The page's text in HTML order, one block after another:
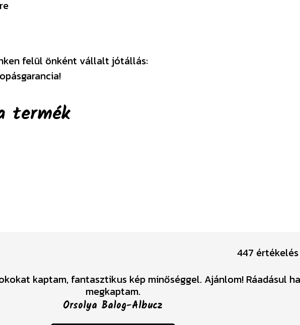
felül önként vállalt jótállás:
termék
447 értékelés
kaptam, fantasztikus kép minőséggel. Ajánlom! Ráadásul
megkaptam.
Orsolya Balog-Albucz